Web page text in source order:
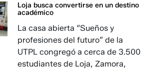
Loja busca convertirse en un destino
académico
La casa abierta “Sueños y
profesiones del futuro” de la
UTPL congregó a cerca de 3.500
estudiantes de Loja, Zamora,